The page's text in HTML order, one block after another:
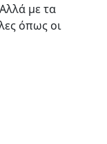
Αλλά με τα
όπως οι